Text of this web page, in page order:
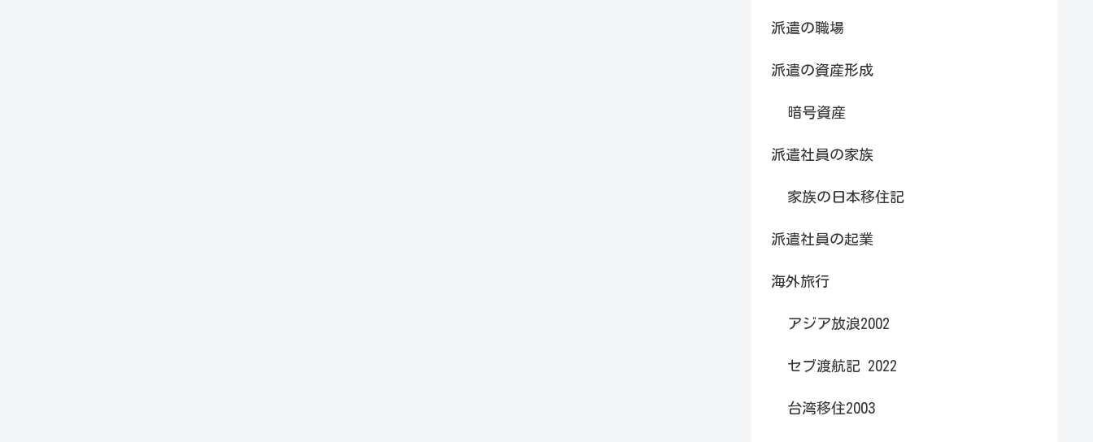
派遣の職場
派遣の資産形成
暗号資産
派遣社員の家族
家族の日本移住記
派遣社員の起業
海外旅行
アジア放浪2002
セブ渡航記 2022
台湾移住2003